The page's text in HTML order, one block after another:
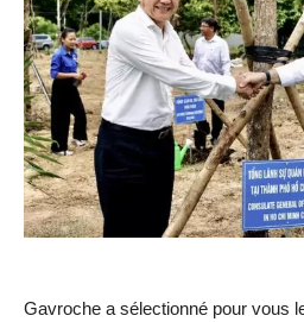
Gavroche a sélectionné pour vous